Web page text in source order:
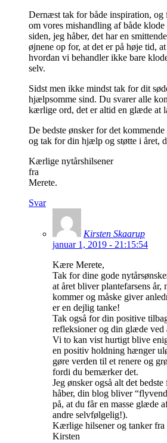
Dernæst tak for både inspiration, og
om vores mishandling af både
siden, jeg håber, det har en
øjnene op for, at det er på høje tid,
hvordan vi behandler ikke bare
selv.
Sidst men ikke mindst tak for dit
hjælpsomme sind. Du svarer alle
kærlige ord, det er altid en glæde at
De bedste ønsker for det kommende
og tak for din hjælp og støtte i året,
Kærlige nytårshilsener
fra
Merete.
Svar
Kirsten Skaarup
januar 1, 2019 - 21:15:54
Kære Merete,
Tak for dine gode
at året bliver plantefarsens år,
kommer og måske giver
er en dejlig tanke!
Tak også for din positive
refleksioner og din glæde ved
Vi to kan vist hurtigt blive
en positiv holdning hænger
gøre verden til et renere og
fordi du bemærker det.
Jeg ønsker også alt det
håber, din blog bliver
på, at du får en masse glæde
andre selvfølgelig!).
Kærlige hilsener og tanker fra
Kirsten